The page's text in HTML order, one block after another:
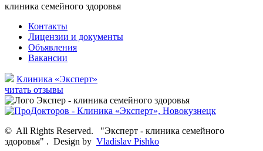
клиника семейного здоровья
Контакты
Лицензии и документы
Объявления
Вакансии
Клиника «Эксперт»
читать отзывы
© All Rights Reserved.
"Эксперт - клиника семейного
здоровья" . Design by Vladislav Pishko